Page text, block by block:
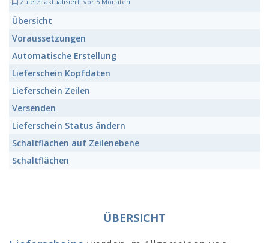
Übersicht
Voraussetzungen
Automatische Erstellung
Lieferschein Kopfdaten
Lieferschein Zeilen
Versenden
Lieferschein Status ändern
Schaltflächen auf Zeilenebene
Schaltflächen
ÜBERSICHT